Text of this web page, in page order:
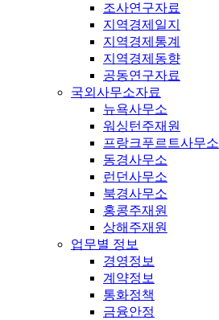
조사연구자료
지역경제일지
지역경제통계
지역경제동향
공동연구자료
국외사무소자료
뉴욕사무소
워싱턴주재원
프랑크푸르트사무소
동경사무소
런던사무소
북경사무소
홍콩주재원
상해주재원
업무별 정보
경영정보
계약정보
통화정책
금융안정